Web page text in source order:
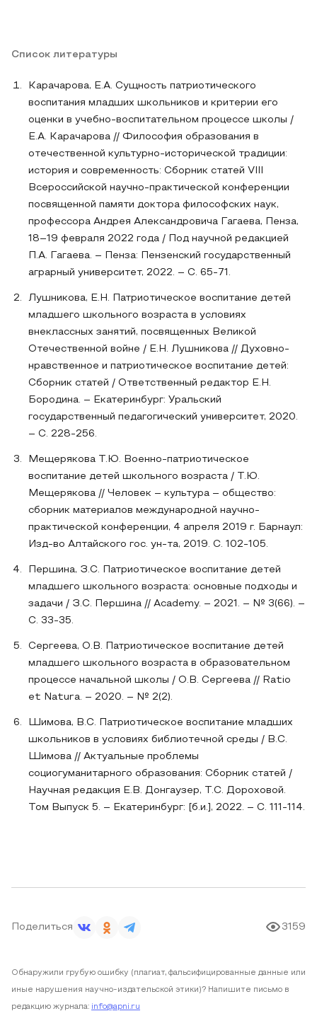
Список литературы
Карачарова, Е.А. Сущность патриотического
воспитания младших школьников и критерии его
оценки в учебно-воспитательном процессе школы /
Е.А. Карачарова // Философия образования в
отечественной культурно-исторической традиции:
история и современность: Сборник статей VIII
Всероссийской научно-практической конференции
посвященной памяти доктора философских наук,
профессора Андрея Александровича Гагаева, Пенза,
18–19 февраля 2022 года / Под научной редакцией
П.А. Гагаева. – Пенза: Пензенский государственный
аграрный университет, 2022. – С. 65-71.
Лушникова, Е.Н. Патриотическое воспитание детей
младшего школьного возраста в условиях
внеклассных занятий, посвященных Великой
Отечественной войне / Е.Н. Лушникова // Духовно-
нравственное и патриотическое воспитание детей:
Сборник статей / Ответственный редактор Е.Н.
Бородина. – Екатеринбург: Уральский
государственный педагогический университет, 2020.
– С. 228-256.
Мещерякова Т.Ю. Военно-патриотическое
воспитание детей школьного возраста / Т.Ю.
Мещерякова // Человек – культура – общество:
сборник материалов международной научно-
практической конференции, 4 апреля 2019 г. Барнаул:
Изд-во Алтайского гос. ун-та, 2019. С. 102-105.
Першина, З.С. Патриотическое воспитание детей
младшего школьного возраста: основные подходы и
задачи / З.С. Першина // Academy. – 2021. – № 3(66). –
С. 33-35.
Сергеева, О.В. Патриотическое воспитание детей
младшего школьного возраста в образовательном
процессе начальной школы / О.В. Сергеева // Ratio
et Natura. – 2020. – № 2(2).
Шимова, В.С. Патриотическое воспитание младших
школьников в условиях библиотечной среды / В.С.
Шимова // Актуальные проблемы
социогуманитарного образования: Сборник статей /
Научная редакция Е.В. Донгаузер, Т.С. Дороховой.
Том Выпуск 5. – Екатеринбург: [б.и.], 2022. – С. 111-114.
Поделиться 3159
Обнаружили грубую ошибку (плагиат, фальсифицированные данные или
иные нарушения научно-издательской этики)? Напишите письмо в
редакцию журнала: info@apni.ru